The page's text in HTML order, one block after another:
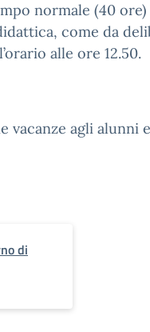
normale (40
come da
alle ore 12.50.
vacanze agli alunni
di